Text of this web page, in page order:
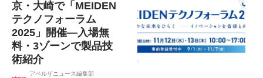
京・大崎で「MEIDEN
テクノフォーラム
2025」開催—入場無
料・3ゾーンで製品技
術紹介
アペルザニュース編集部